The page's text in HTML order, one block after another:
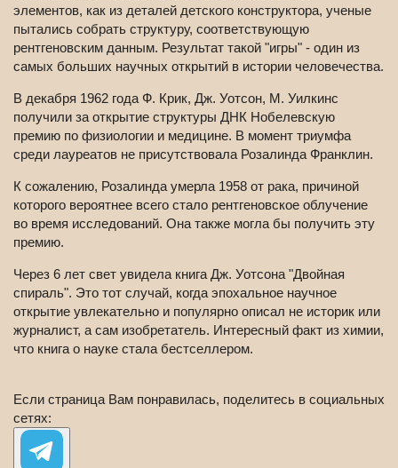
элементов, как из деталей детского конструктора, ученые
пытались собрать структуру, соответствующую
рентгеновским данным. Результат такой "игры" - один из
самых больших научных открытий в истории человечества.
В декабря 1962 года Ф. Крик, Дж. Уотсон, М. Уилкинс
получили за открытие структуры ДНК Нобелевскую
премию по физиологии и медицине. В момент триумфа
среди лауреатов не присутствовала Розалинда Франклин.
К сожалению, Розалинда умерла 1958 от рака, причиной
которого вероятнее всего стало рентгеновское облучение
во время исследований. Она также могла бы получить эту
премию.
Через 6 лет свет увидела книга Дж. Уотсона "Двойная
спираль". Это тот случай, когда эпохальное научное
открытие увлекательно и популярно описал не историк или
журналист, а сам изобретатель. Интересный факт из химии,
что книга о науке стала бестселлером.
Если страница Вам понравилась, поделитесь в социальных
сетях: